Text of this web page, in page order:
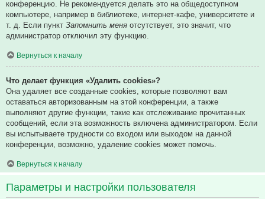
конференцию. Не рекомендуется делать это на общедоступном
компьютере, например в библиотеке, интернет-кафе, университете и
т. д. Если пункт Запомнить меня отсутствует, это значит, что
администратор отключил эту функцию.
Вернуться к началу
Что делает функция «Удалить cookies»?
Она удаляет все созданные cookies, которые позволяют вам
оставаться авторизованным на этой конференции, а также
выполняют другие функции, такие как отслеживание прочитанных
сообщений, если эта возможность включена администратором. Если
вы испытываете трудности со входом или выходом на данной
конференции, возможно, удаление cookies может помочь.
Вернуться к началу
Параметры и настройки пользователя